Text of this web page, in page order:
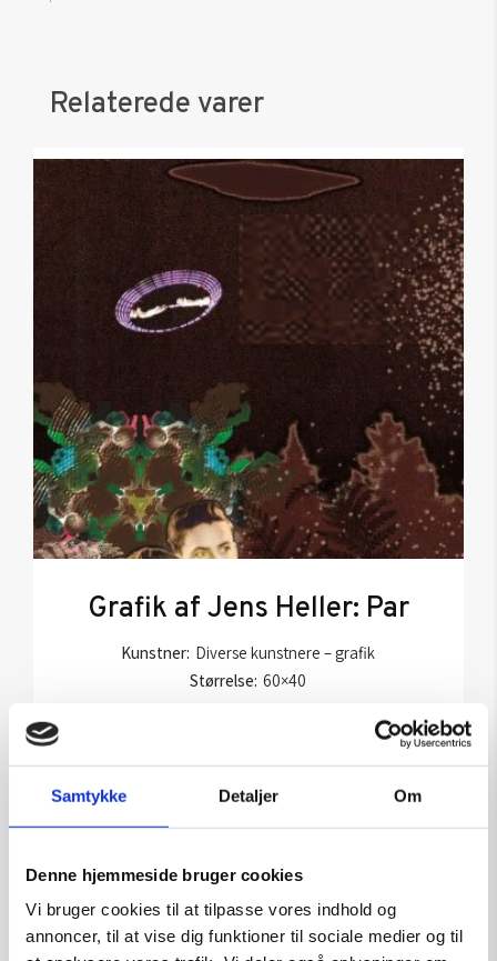
Samtykke Detaljer Om
Denne hjemmeside bruger cookies
Vi bruger cookies til at tilpasse vores indhold og
annoncer, til at vise dig funktioner til sociale medier og til
Relaterede varer
Grafik af Jens Heller: Par
Kunstner: Diverse kunstnere – grafik
Størrelse: 60×40
Tilføj til kurv